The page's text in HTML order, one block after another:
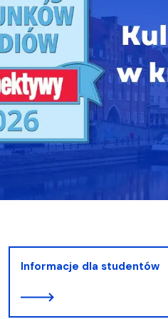
Informacje dla studentów